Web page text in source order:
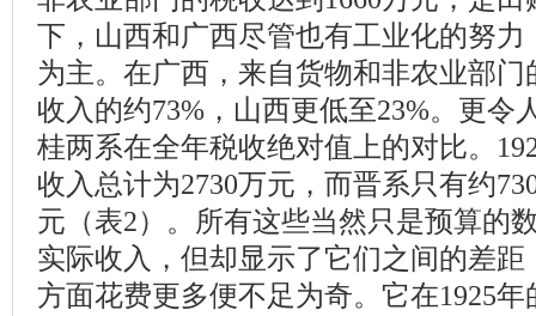
下，山西和广西尽管也有工业化的努
为主。在广西，来自货物和非农业部
收入的约73%，山西更低至23%。更令
桂两系在全年税收绝对值上的对比。
收入总计为2730万元，而晋系只有约
元（表2）。所有这些当然只是预算的
实际收入，但却显示了它们之间的差
方面花费更多便不足为奇。它在1925年